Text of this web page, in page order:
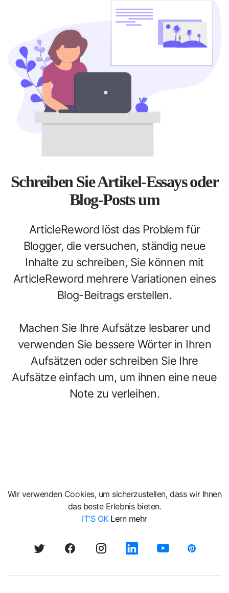
Schreiben Sie Artikel-Essays oder
Blog-Posts um
ArticleReword löst das Problem für
Blogger, die versuchen, ständig neue
Inhalte zu schreiben, Sie können mit
ArticleReword mehrere Variationen eines
Blog-Beitrags erstellen.
Machen Sie Ihre Aufsätze lesbarer und
verwenden Sie bessere Wörter in Ihren
Aufsätzen oder schreiben Sie Ihre
Aufsätze einfach um, um ihnen eine neue
Note zu verleihen.
Wir verwenden Cookies, um sicherzustellen, dass wir Ihnen
das beste Erlebnis bieten.
IT'S OK Lern mehr